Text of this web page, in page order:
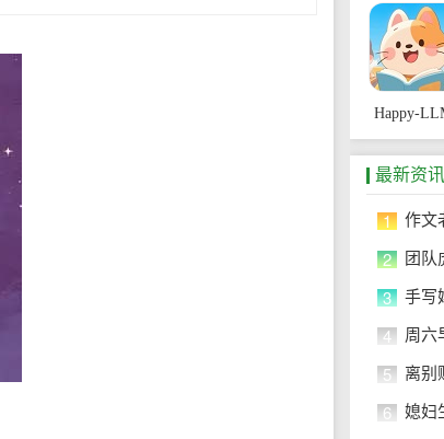
南
Happy-
最新资讯
1 作文
2 团队
3 手写
4 周六
5 离别
6 媳妇